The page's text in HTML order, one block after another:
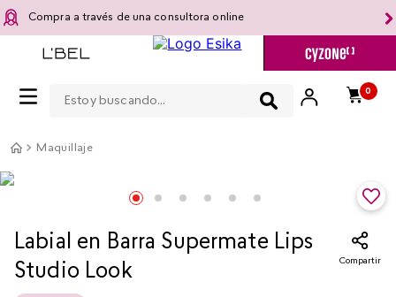
Compra a través de una consultora online
0
Maquillaje
Labial en Barra Supermate Lips
Studio Look
Compartir